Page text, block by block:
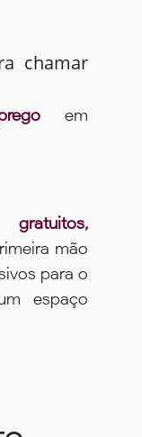
chamar
em
mão
para o
espaço